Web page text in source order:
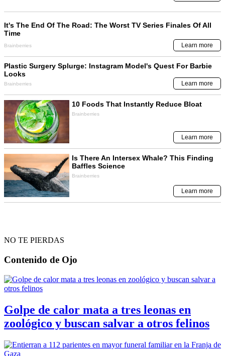
NO TE PIERDAS
Contenido de Ojo
Golpe de calor mata a tres leonas en
zoológico y buscan salvar a otros felinos